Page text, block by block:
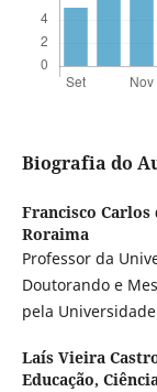
Biografia do
Francisco Carlos
Roraima
Professor da
Doutorando e
pela
Laís Vieira
Educação,